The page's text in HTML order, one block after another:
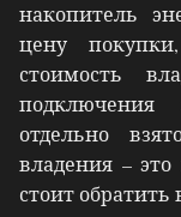
накопитель
цену
стоимость
подключения
отдельно
владения –
стоит